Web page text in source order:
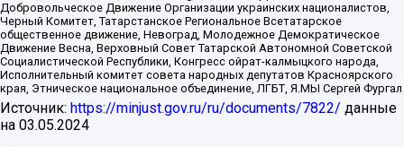
Добровольческое Движение Организации украинских националистов,
Черный Комитет, Татарстанское Региональное Всетатарское
общественное движение, Невоград, Молодежное Демократическое
Движение Весна, Верховный Совет Татарской Автономной Советской
Социалистической Республики, Конгресс ойрат-калмыцкого народа,
Исполнительный комитет совета народных депутатов Красноярского
края, Этническое национальное объединение, ЛГБТ, Я.МЫ Сергей Фургал
Источник: https://minjust.gov.ru/ru/documents/7822/ данные
на 03.05.2024